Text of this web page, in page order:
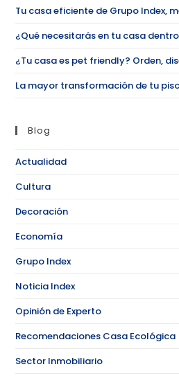
Tu casa eficiente de Grupo Index,
¿Qué necesitarás en tu casa
¿Tu casa es pet friendly? Orden,
La mayor transformación de tu
Blog
Actualidad
Cultura
Decoración
Economía
Grupo Index
Noticia Index
Opinión de Experto
Recomendaciones Casa Ecológica
Sector Inmobiliario